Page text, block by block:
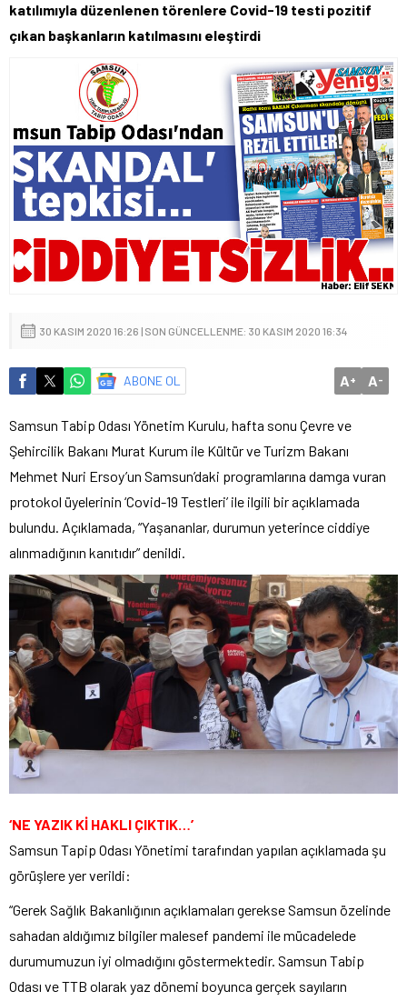
katılımıyla düzenlenen törenlere Covid-19 testi pozitif
çıkan başkanların katılmasını eleştirdi
30 KASIM 2020 16:26 | SON GÜNCELLENME: 30 KASIM 2020 16:34
ABONE OL A+ A-
Samsun Tabip Odası Yönetim Kurulu, hafta sonu Çevre ve
Şehircilik Bakanı Murat Kurum ile Kültür ve Turizm Bakanı
Mehmet Nuri Ersoy’un Samsun’daki programlarına damga vuran
protokol üyelerinin ‘Covid-19 Testleri’ ile ilgili bir açıklamada
bulundu. Açıklamada, “Yaşananlar, durumun yeterince ciddiye
alınmadığının kanıtıdır” denildi.
‘NE YAZIK Kİ HAKLI ÇIKTIK…’
Samsun Tapip Odası Yönetimi tarafından yapılan açıklamada şu
görüşlere yer verildi:
“Gerek Sağlık Bakanlığının açıklamaları gerekse Samsun özelinde
sahadan aldığımız bilgiler malesef pandemi ile mücadelede
durumumuzun iyi olmadığını göstermektedir. Samsun Tabip
Odası ve TTB olarak yaz dönemi boyunca gerçek sayıların